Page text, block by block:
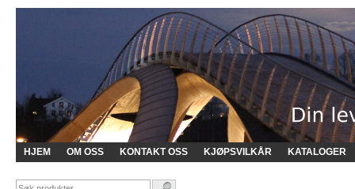
HJEM OM OSS KONTAKT OSS KJØPSVILKÅR KATALOGER